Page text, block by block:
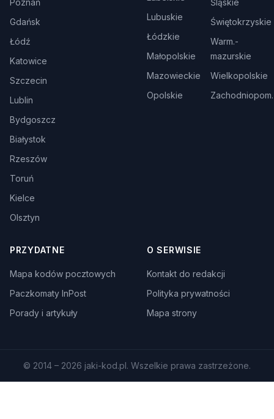
Poznań
Gdańsk
Łódź
Katowice
Szczecin
Lublin
Bydgoszcz
Białystok
Rzeszów
Toruń
Kielce
Olsztyn
Lubuskie
Łódzkie
Małopolskie
Mazowieckie
Opolskie
Śląskie
Świętokrzyskie
Warm.-
mazurskie
Wielkopolskie
Zachodniopom.
PRZYDATNE
Mapa kodów pocztowych
Paczkomaty InPost
Porady i artykuły
O SERWISIE
Kontakt do redakcji
Polityka prywatności
Mapa strony
© 2014 – 2026 jaki-kod.pl. Wszelkie prawa zastrzeżone.